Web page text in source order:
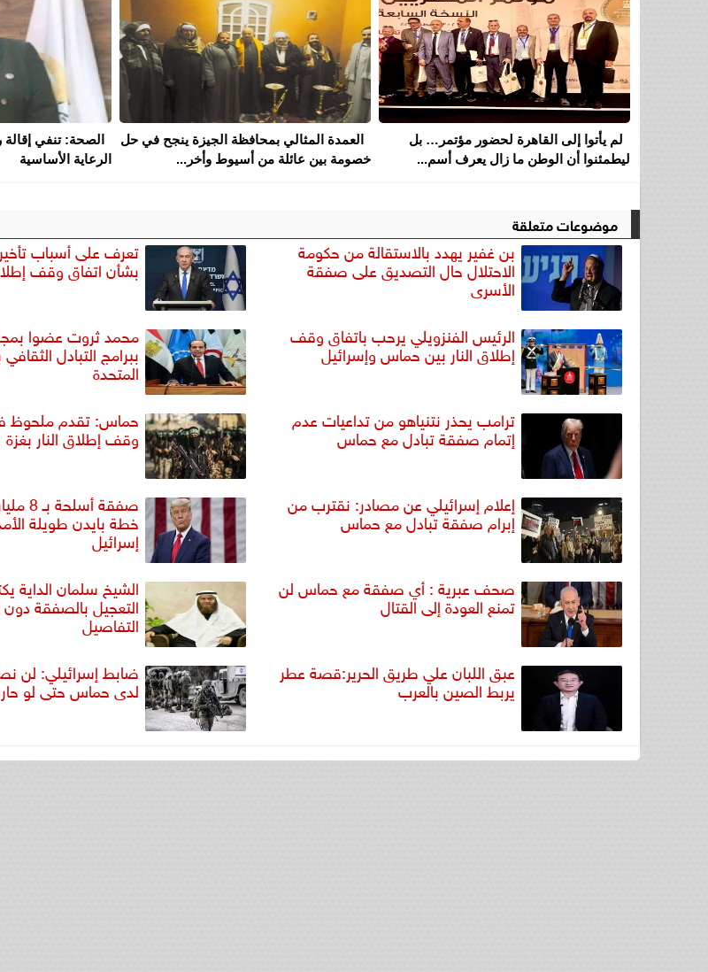
لم يأتوا إلى القاهرة لحضور مؤتمر… بل
ليطمئنوا أن الوطن ما زال يعرف أسم...
العمدة المثالي بمحافظة الجيزة ينجح في حل
خصومة بين عائلة من أسيوط وأخر...
الصحة: تنفي
الرعاية الأساسية
موضوعات متعلقة
بن غفير يهدد بالاستقالة من حكومة
الاحتلال حال التصديق على صفقة
الأسرى
تعرف على أسباب تأخير
بشأن اتفاق وقف
الرئيس الفنزويلي يرحب باتفاق وقف
إطلاق النار بين حماس وإسرائيل
محمد ثروت عضوا
ببرامج التبادل
المتحدة
ترامب يحذر نتنياهو من تداعيات عدم
إتمام صفقة تبادل مع حماس
حماس: تقدم ملحوظ
وقف إطلاق النار بغزة
إعلام إسرائيلي عن مصادر: نقترب من
إبرام صفقة تبادل مع حماس
صفقة
خطة بايدن طويلة
إسرائيل
صحف عبرية : أي صفقة مع حماس لن
تمنع العودة إلى القتال
الشيخ سلمان
التعجيل بالصفقة
التفاصيل
عبق اللبان علي طريق الحرير:قصة عطر
يربط الصين بالعرب
ضابط إسرائيلي: لن
لدى حماس حتى لو حاربناها